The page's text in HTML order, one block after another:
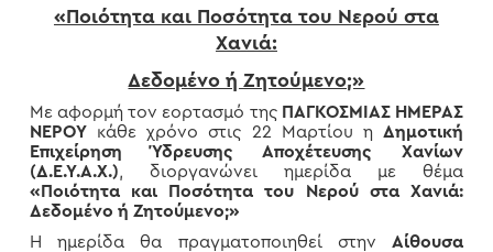
«Ποιότητα και Ποσότητα του Νερού στα
Χανιά:
Δεδομένο ή Ζητούμενο;»
Με αφορμή τον εορτασμό της ΠΑΓΚΟΣΜΙΑΣ ΗΜΕΡΑΣ
ΝΕΡΟΥκάθε χρόνο στις 22 Μαρτίου ηΔημοτική
Επιχείρηση Ύδρευσης Αποχέτευσης Χανίων
(Δ.Ε.Υ.Α.Χ.), διοργανώνει ημερίδα με θέμα
«Ποιότητα και Ποσότητα του Νερού στα Χανιά:
Δεδομένο ή Ζητούμενο;»
Η ημερίδα θα πραγματοποιηθεί στηνΑίθουσα